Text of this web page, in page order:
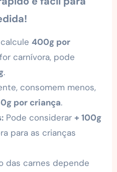
400g por
carnívora, pode
.
consomem menos,
por criança.
Pode considerar + 100g
para as crianças
das carnes depende